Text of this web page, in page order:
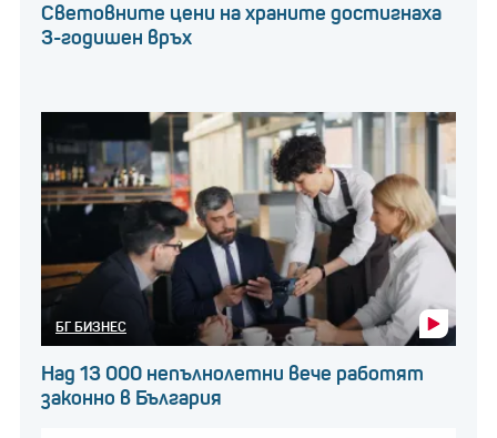
Световните цени на храните достигнаха
3-годишен връх
БГ БИЗНЕС
Над 13 000 непълнолетни вече работят
законно в България